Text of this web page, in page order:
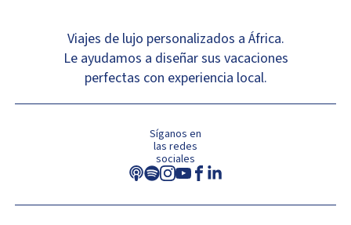
Viajes de lujo personalizados a África.
Le ayudamos a diseñar sus vacaciones
perfectas con experiencia local.
Síganos en
las redes
sociales